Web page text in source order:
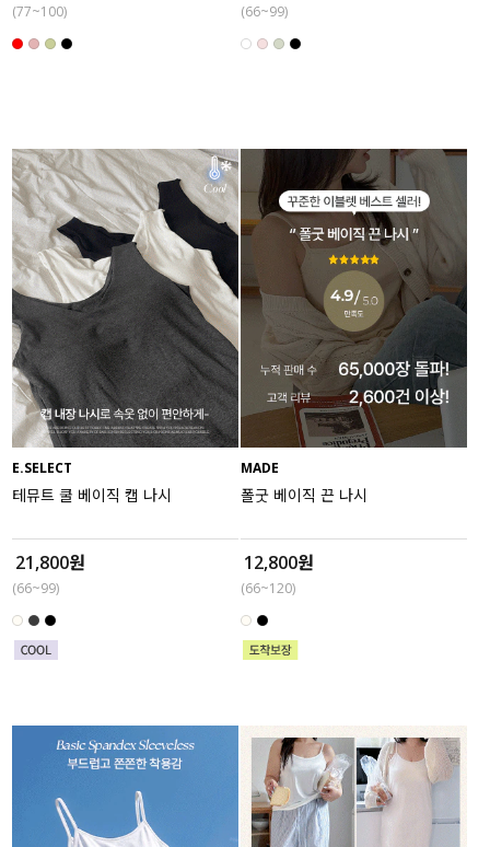
(77~100) (66~99)
E.SELECT
테뮤트 쿨 베이직 캡 나시
21,800원
(66~99)
MADE
폴굿 베이직 끈 나시
12,800원
(66~120)